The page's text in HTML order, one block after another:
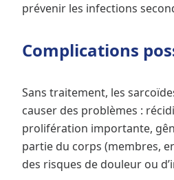
prévenir les infections
Complications
Sans traitement, les
causer des problèmes :
prolifération importante,
partie du corps (membres,
des risques de douleur ou